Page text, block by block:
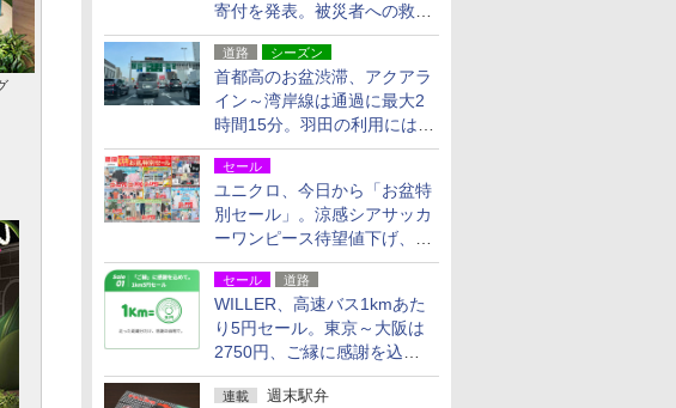
寄付を発表。被災者への救援
活動・復旧支援
道路 シーズン
首都高のお盆渋滞、アクアラ
イン～湾岸線は通過に最大2
時間15分。羽田の利用には
「空港西出口」の利用検討を
セール
ユニクロ、今日から「お盆特
別セール」。涼感シアサッカ
ーワンピース待望値下げ、撥
水ギアショーツは1990円に
セール 道路
WILLER、高速バス1kmあた
り5円セール。東京～大阪は
2750円、ご縁に感謝を込め
た20周年記念キャンペーン
連載 週末駅弁